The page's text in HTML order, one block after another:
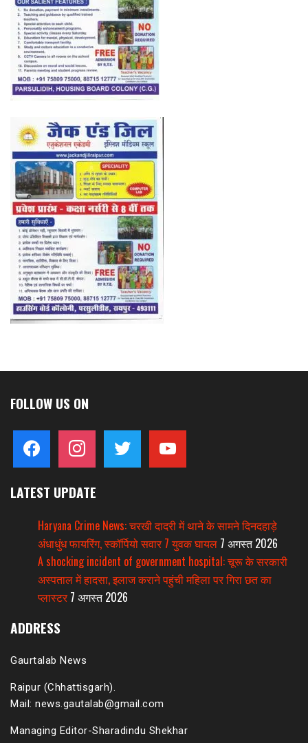
FOLLOW US ON
facebook instagram twitter
LATEST UPDATE
Haryana Crime News: चरखी दादरी में थाने के सामने दिनदहाड़े
अंधाधुंध फायरिंग, स्कॉर्पियो सवार 7 युवक घायल 7 अगस्त 2026
A shocking incident of government hospital: चूरू के सरकारी
अस्पताल में हादसा, इलाज कराने पहुंची महिला पर गिरा छत का
प्लास्टर 7 अगस्त 2026
ADDRESS
Gaurtalab News
Raipur (Chhattisgarh).
Mail: news.gautalab@gmail.com
Managing Editor-Sharadindu Shekhar